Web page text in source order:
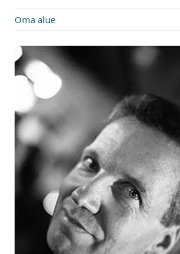
Oma alue